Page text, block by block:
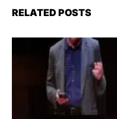
RELATED POSTS